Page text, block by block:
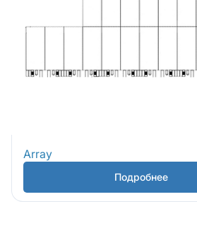
Array
Подробнее